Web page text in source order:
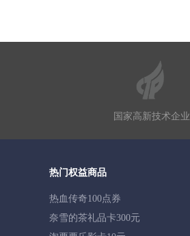
国家高新技术企业
热门权益商品
热血传奇100点券
奈雪的茶礼品卡300元